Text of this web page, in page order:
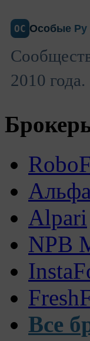
ОС Особые Ру
2010 года.
Alpari
NPB
Все